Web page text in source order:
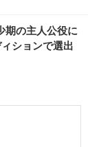
期の主人公役に
ションで選出